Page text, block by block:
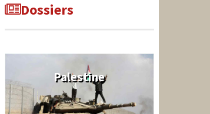
Dossiers
Palestine